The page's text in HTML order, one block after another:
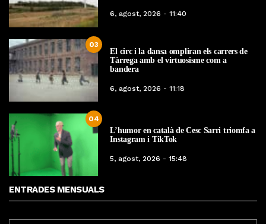
6, agost, 2026 - 11:40
03
El circ i la dansa ompliran els carrers de
Tàrrega amb el virtuosisme com a
bandera
6, agost, 2026 - 11:18
04
L’humor en català de Cesc Sarri triomfa a
Instagram i TikTok
5, agost, 2026 - 15:48
ENTRADES MENSUALS